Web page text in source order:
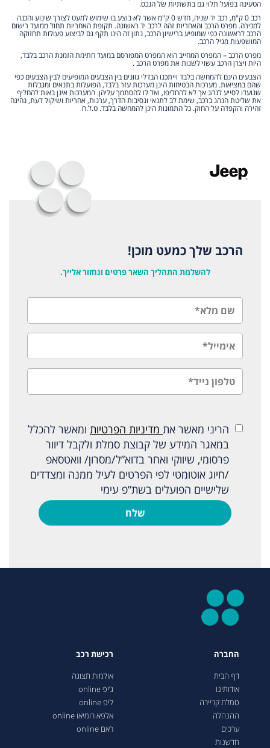
הטעינה בפועל תלוי גם בתשתיות של הנכס.
רכב 0 ק"מ, רכב יד שניה, חדש 0 ק"מ אשר לא בוצע בו שימוש למעט לצורך שינוע והכנה
למכירה. מפרט הרכב והאחריות זהה לרכב יד ראשונה. תקופת האחריות תחול ממועד רישום
הרכב לראשונה כפי שמופיע ברישיון הרכב, נתון זה הינו תקף גם לביצוע פעולות תחזוקה
המושפעות מגיל הרכב.
מפרט הרכב – המפרט המחייב הוא המפרט המפורסם במועד חתימת הזמנת הרכב בלבד,
היות ויצרן הרכב עשוי לשנות את מפרט הרכב .
הצבעים הינם להמחשה בלבד וייתכנו הבדלי גוונים בין הצבעים המופיעים לבין הצבעים כפי
שהם במציאות. מערכות הבטיחות הינן מערכות עזר בלבד, הפועלות בתנאים ומגבלות
שנועדו לסייע לנהג אך לא להחליפו, ואל לו להסתמך עליהן. המערכות אינן באות להחליף
את שליטת הנהג ברכב, שימת לב לתנאי ונסיבות הדרך, ערנות, אחריות ושיקול דעת, נהיגה
זהירה והקפדה על החוק. כל התמונות הינן להמחשה בלבד. ט.ל.ח
הרכב שלך כמעט מוכן!
להשלמת התהליך השאר פרטים ונחזור אלייך.
הריני מאשר את מדיניות הפרטיות ומאשר להכלל
במאגר המידע של קבוצת סמלת ולקבל דיוור
פרסומי, שיווקי ואחר בדוא”ל/מסרון/ וואטסאפ
/חיוג אוטומטי לפי הפרטים לעיל ממנה ומצדדים
שלישיים הפועלים בשת”פ עימי
שלח
החברה
דף הבית
אודותינו
סמלת קריירה
ההנהלה
ערכים
חדשנות
רכישת רכב
אולמות תצוגה
ג’יפ online
ליפ online
אלפא רומיאו online
ראם online